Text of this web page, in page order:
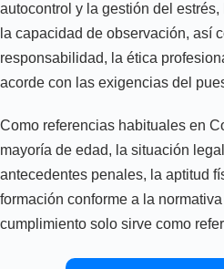
autocontrol y la gestión del
la capacidad de observación, así
responsabilidad, la ética
acorde con las exigencias del
Como referencias habituales en
mayoría de edad, la situación
antecedentes penales, la aptitud
formación conforme a la
cumplimiento solo sirve como